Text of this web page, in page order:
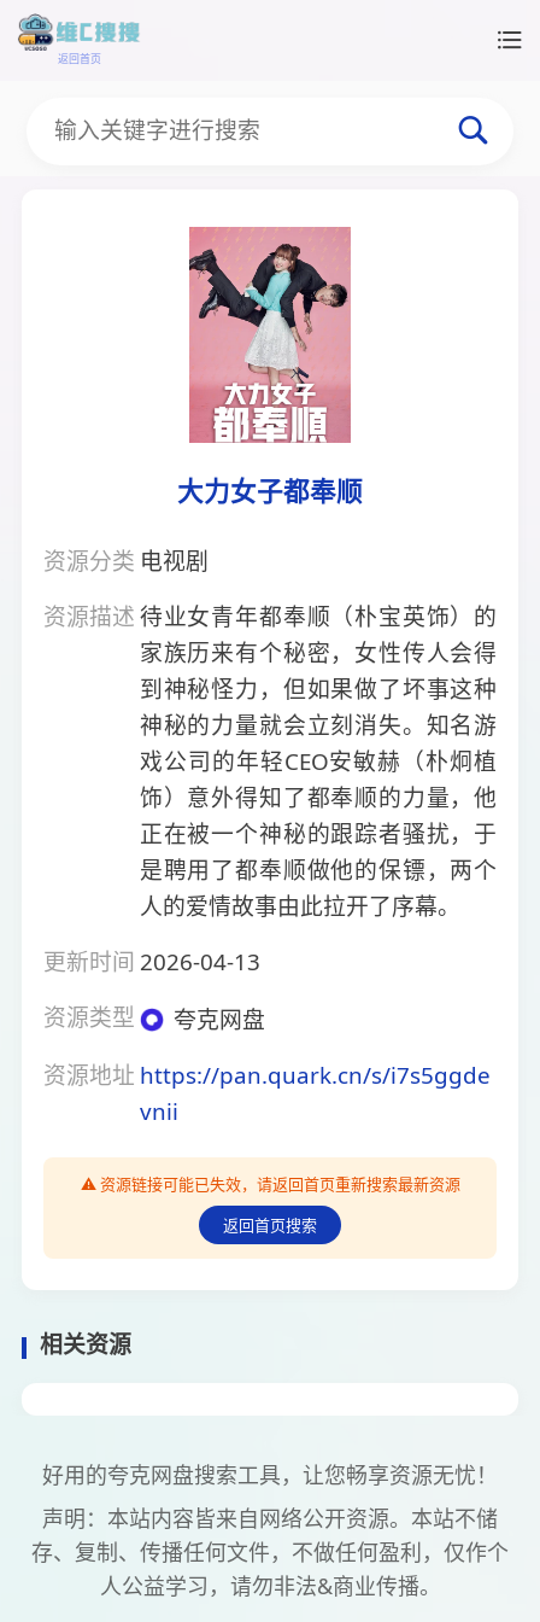
返回首页
大力女子都奉顺
资源分类 电视剧
资源描述待业女青年都奉顺（朴宝英饰）的
家族历来有个秘密，女性传人会得
到神秘怪力，但如果做了坏事这种
神秘的力量就会立刻消失。知名游
戏公司的年轻CEO安敏赫（朴炯植
饰）意外得知了都奉顺的力量，他
正在被一个神秘的跟踪者骚扰，于
是聘用了都奉顺做他的保镖，两个
人的爱情故事由此拉开了序幕。
更新时间 2026-04-13
资源类型
夸克网盘
资源地址 https://pan.quark.cn/s/i7s5ggde
vnii
⚠️ 资源链接可能已失效，请返回首页重新搜索最新资源
返回首页搜索
相关资源
好用的夸克网盘搜索工具，让您畅享资源无忧！
声明：本站内容皆来自网络公开资源。本站不储
存、复制、传播任何文件，不做任何盈利，仅作个
人公益学习，请勿非法&商业传播。